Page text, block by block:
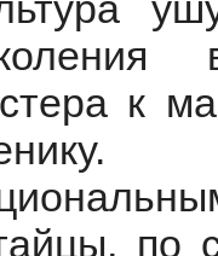
к
по